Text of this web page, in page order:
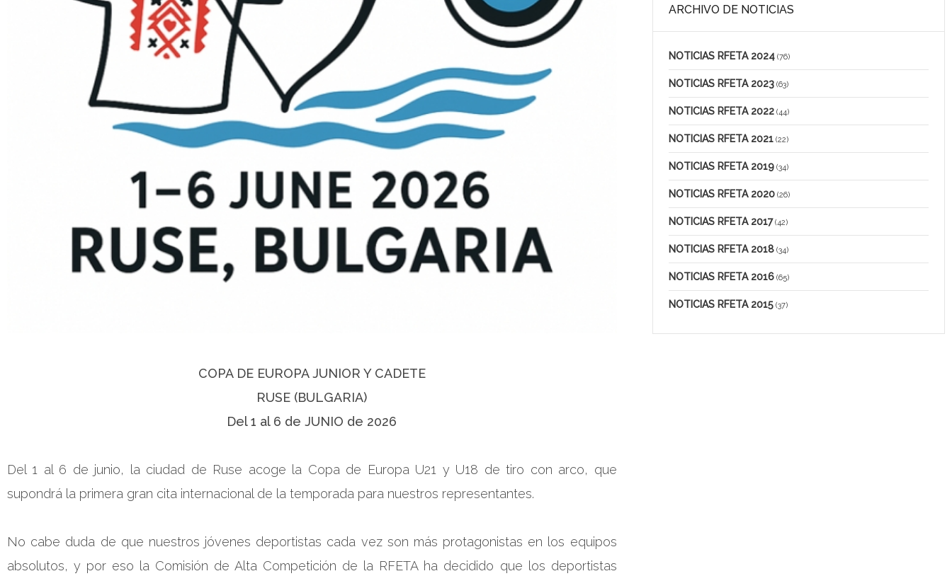
COPA DE EUROPA JUNIOR Y CADETE
RUSE (BULGARIA)
Del 1 al 6 de JUNIO de 2026
Del 1 al 6 de junio, la ciudad de Ruse acoge la Copa de Europa U21 y U18 de tiro con arco, que
supondrá la primera gran cita internacional de la temporada para nuestros representantes.
No cabe duda de que nuestros jóvenes deportistas cada vez son más protagonistas en los equipos
absolutos, y por eso la Comisión de Alta Competición de la RFETA ha decidido que los deportistas
ARCHIVO DE NOTICIAS
NOTICIAS RFETA 2024(76)
NOTICIAS RFETA 2023(63)
NOTICIAS RFETA 2022(44)
NOTICIAS RFETA 2021(22)
NOTICIAS RFETA 2019(34)
NOTICIAS RFETA 2020(26)
NOTICIAS RFETA 2017(42)
NOTICIAS RFETA 2018(34)
NOTICIAS RFETA 2016(65)
NOTICIAS RFETA 2015(37)